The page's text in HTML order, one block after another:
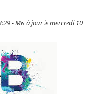
- Mis à jour le mercredi 10